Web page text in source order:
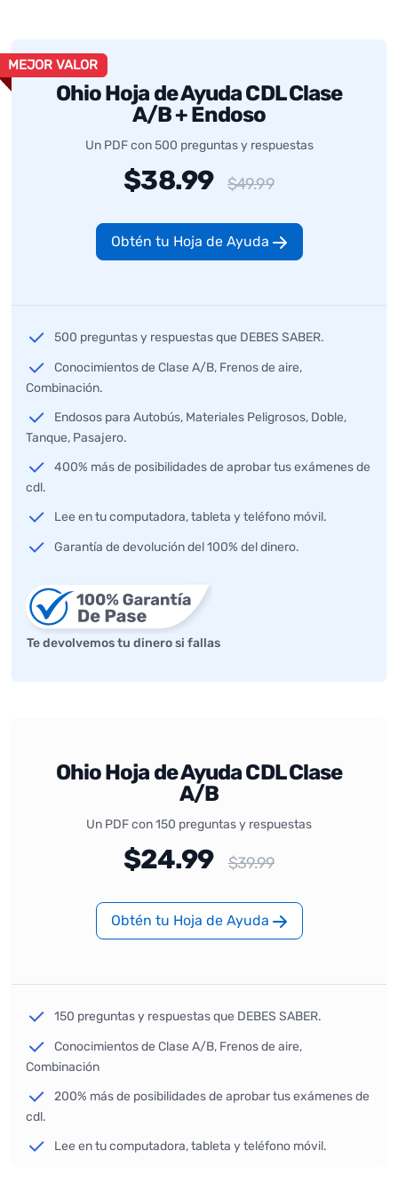
Ohio Hoja de Ayuda CDL Clase
A/B
Un PDF con 150 preguntas y respuestas
$24.99 $39.99
Obtén tu Hoja de Ayuda
150 preguntas y respuestas que DEBES SABER.
Conocimientos de Clase A/B, Frenos de aire,
Combinación
200% más de posibilidades de aprobar tus exámenes de
cdl.
Lee en tu computadora, tableta y teléfono móvil.
MEJOR VALOR
Ohio Hoja de Ayuda CDL Clase
A/B + Endoso
Un PDF con 500 preguntas y respuestas
$38.99 $49.99
Obtén tu Hoja de Ayuda
500 preguntas y respuestas que DEBES SABER.
Conocimientos de Clase A/B, Frenos de aire,
Combinación.
Endosos para Autobús, Materiales Peligrosos, Doble,
Tanque, Pasajero.
400% más de posibilidades de aprobar tus exámenes de
cdl.
Lee en tu computadora, tableta y teléfono móvil.
Garantía de devolución del 100% del dinero.
Te devolvemos tu dinero si fallas